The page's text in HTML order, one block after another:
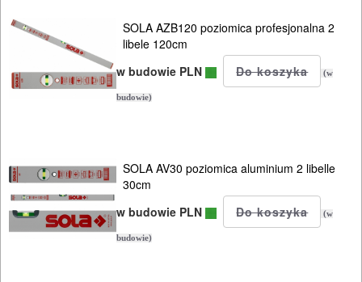
HYDRAULICZNE
NARZĘDZIA
INSTALACYJNE,
PALNIKI
KOMPRESORY
NARZĘDZIA
SPAWALNICTWO
SOLA AZB120 poziomica profesjonalna 2
libele 120cm
w budowie PLN
(w
budowie)
SOLA AV30 poziomica aluminium 2 libelle
30cm
w budowie PLN
(w
budowie)